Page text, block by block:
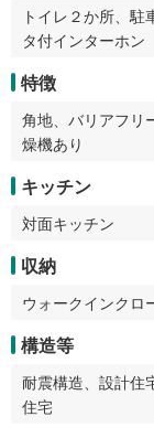
トイレ２か所、
タ付インターホン
特徴
角地、バリアフリ
燥機あり
キッチン
対面キッチン
収納
ウォークインクロ
構造等
耐震構造、設計住
住宅